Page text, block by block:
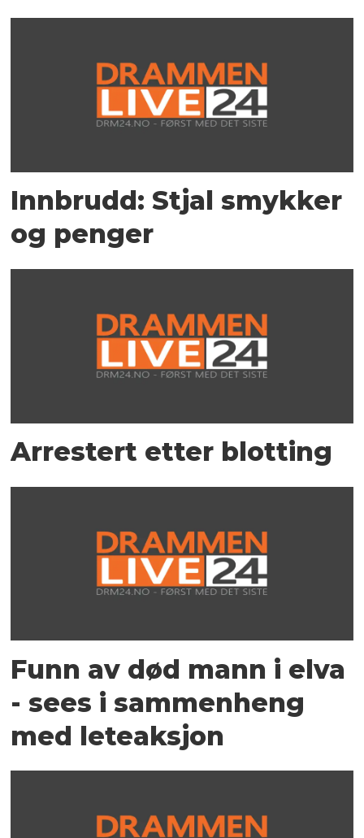
Innbrudd: Stjal smykker
og penger
Arrestert etter blotting
Funn av død mann i elva
- sees i sammenheng
med leteaksjon